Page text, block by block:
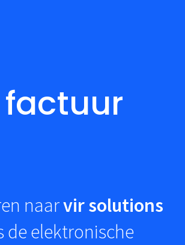
naarvir solutions
de elektronische